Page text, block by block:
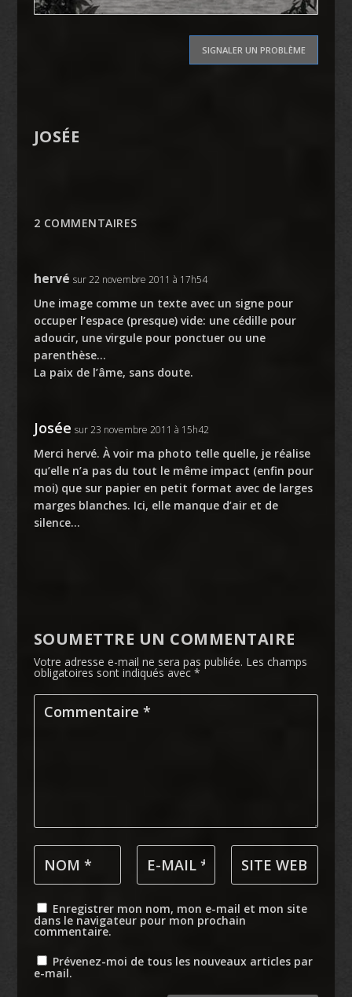
SIGNALER UN PROBLÈME
JOSÉE
2 COMMENTAIRES
hervé sur 22 novembre 2011 à 17h54
Une image comme un texte avec un signe pour
occuper l’espace (presque) vide: une cédille pour
adoucir, une virgule pour ponctuer ou une
parenthèse…
La paix de l’âme, sans doute.
Josée sur 23 novembre 2011 à 15h42
Merci hervé. À voir ma photo telle quelle, je réalise
qu’elle n’a pas du tout le même impact (enfin pour
moi) que sur papier en petit format avec de larges
marges blanches. Ici, elle manque d’air et de
silence…
SOUMETTRE UN COMMENTAIRE
Votre adresse e-mail ne sera pas publiée. Les champs
obligatoires sont indiqués avec *
Enregistrer mon nom, mon e-mail et mon site
dans le navigateur pour mon prochain
commentaire.
Prévenez-moi de tous les nouveaux articles par
e-mail.